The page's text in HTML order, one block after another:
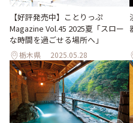
【好評発売中】ことりっぷ
Magazine Vol.45 2025夏「スロー
な時間を過ごせる場所へ」
栃木県 2025.05.28